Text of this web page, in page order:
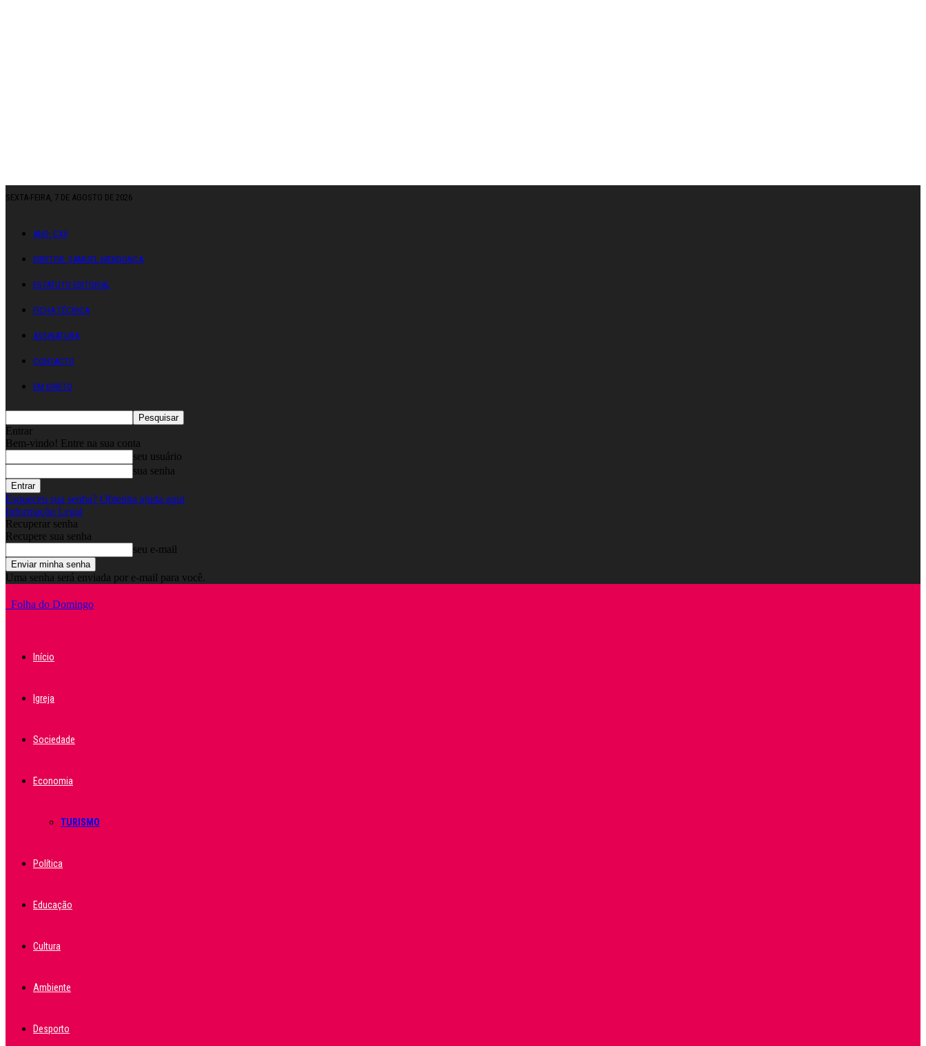
SEXTA-FEIRA, 7 DE AGOSTO DE 2026
ANO: CXII
DIRETOR: SAMUEL MENDONÇA
ESTATUTO EDITORIAL
FICHA TÉCNICA
ASSINATURA
CONTACTO
EM DIRETO
Entrar
Bem-vindo! Entre na sua conta
seu usuário
sua senha
Esqueceu sua senha? Obtenha ajuda aqui
Informação Legal
Recuperar senha
Recupere sua senha
seu e-mail
Uma senha será enviada por e-mail para você.
Folha do Domingo
Início
Igreja
Sociedade
Economia
TURISMO
Política
Educação
Cultura
Ambiente
Desporto